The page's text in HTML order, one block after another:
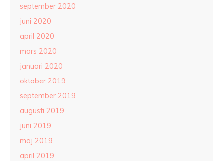
september 2020
juni 2020
april 2020
mars 2020
januari 2020
oktober 2019
september 2019
augusti 2019
juni 2019
maj 2019
april 2019